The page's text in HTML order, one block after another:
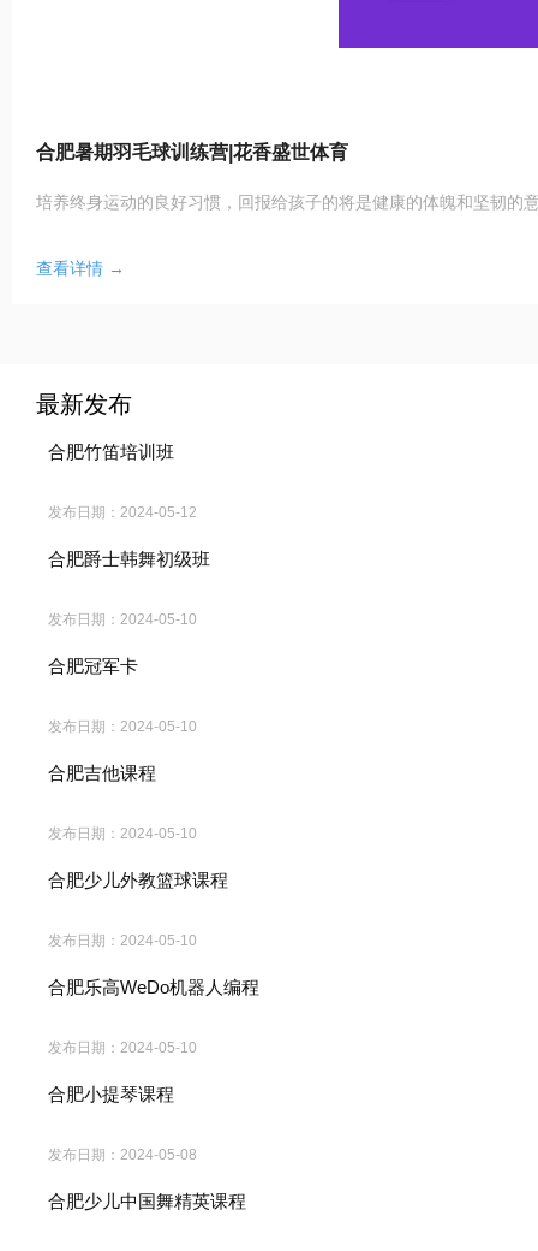
合肥暑期羽毛球训练营|花香盛世体育
培养终身运动的良好习惯，回报给孩子的将是健康的体魄和坚韧的
查看详情 →
最新发布
合肥竹笛培训班
发布日期： 2024-05-12
合肥爵士韩舞初级班
发布日期： 2024-05-10
合肥冠军卡
发布日期： 2024-05-10
合肥吉他课程
发布日期： 2024-05-10
合肥少儿外教篮球课程
发布日期： 2024-05-10
合肥乐高WeDo机器人编程
发布日期： 2024-05-10
合肥小提琴课程
发布日期： 2024-05-08
合肥少儿中国舞精英课程